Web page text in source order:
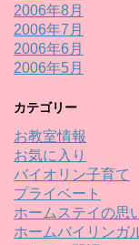
2006年8月
2006年7月
2006年6月
2006年5月
カテゴリー
お教室情報
お気に入り
バイオリン子育て
プライベート
ホームステイの思
ホームバイリンガ